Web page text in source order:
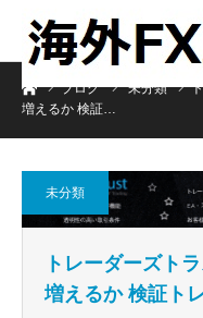
ホームブログ 未分類
増えるか 検証…
未分類
トレーダーズト
増えるか 検証ト